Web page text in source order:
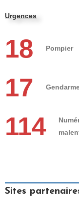
Urgences
18 Pompier
17
114
Sites